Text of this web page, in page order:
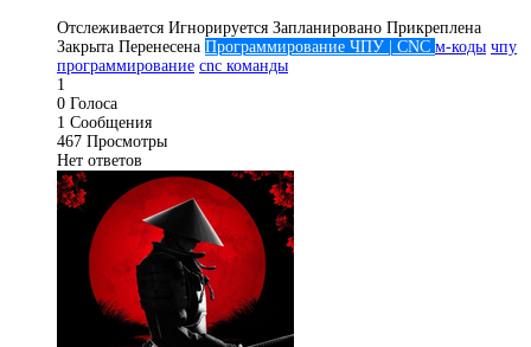
Отслеживается Игнорируется Запланировано Прикреплена
Закрыта Перенесена Программирование ЧПУ | CNC м-коды чпу
программирование cnc команды
1
0 Голоса
1 Сообщения
467 Просмотры
Нет ответов